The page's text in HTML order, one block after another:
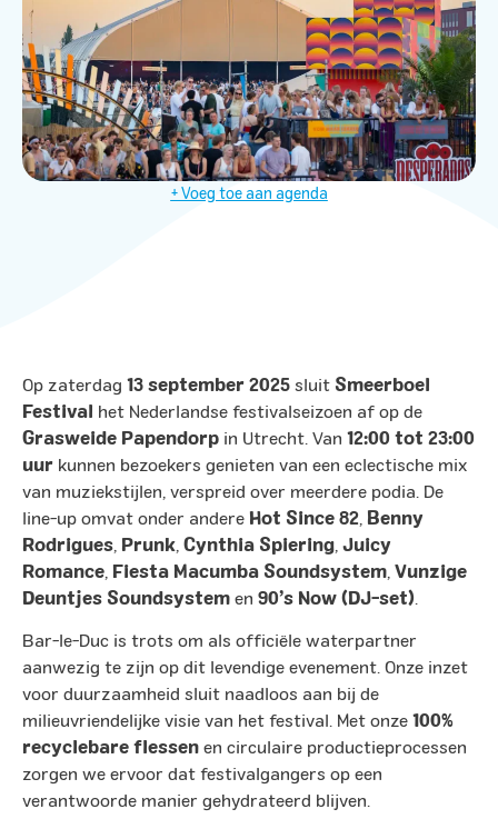
+ Voeg toe aan agenda
Op zaterdag 13 september 2025 sluit Smeerboel
Festival het Nederlandse festivalseizoen af op de
Grasweide Papendorp in Utrecht. Van 12:00 tot 23:00
uur kunnen bezoekers genieten van een eclectische mix
van muziekstijlen, verspreid over meerdere podia. De
line-up omvat onder andere Hot Since 82, Benny
Rodrigues, Prunk, Cynthia Spiering, Juicy
Romance, Fiesta Macumba Soundsystem, Vunzige
Deuntjes Soundsystem en 90’s Now (DJ-set). ​
Bar-le-Duc is trots om als officiële waterpartner
aanwezig te zijn op dit levendige evenement. Onze inzet
voor duurzaamheid sluit naadloos aan bij de
milieuvriendelijke visie van het festival. Met onze 100%
recyclebare flessen en circulaire productieprocessen
zorgen we ervoor dat festivalgangers op een
verantwoorde manier gehydrateerd blijven.​